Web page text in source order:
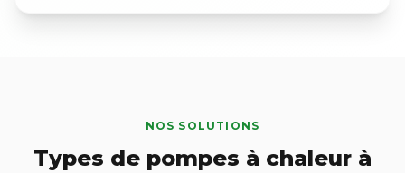
NOS SOLUTIONS
Types de pompes à chaleur à